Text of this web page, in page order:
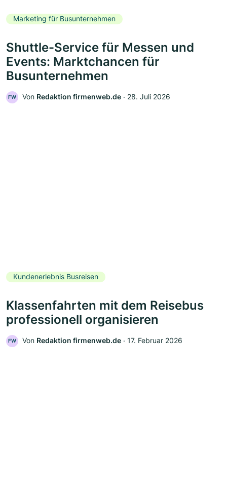
Marketing für Busunternehmen
Shuttle-Service für Messen und
Events: Marktchancen für
Busunternehmen
FW Von Redaktion firmenweb.de ‧ 28. Juli 2026
Kundenerlebnis Busreisen
Klassenfahrten mit dem Reisebus
professionell organisieren
FW Von Redaktion firmenweb.de ‧ 17. Februar 2026